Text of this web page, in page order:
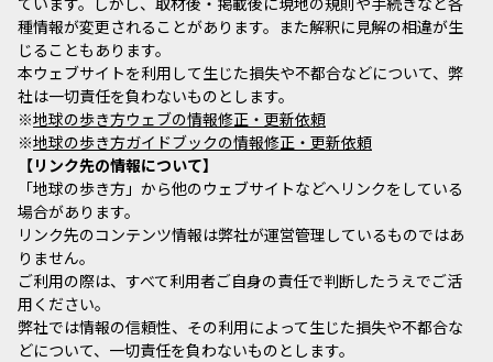
種情報が変更されることがあります。また解釈に見解の相違が生
じることもあります。
本ウェブサイトを利用して生じた損失や不都合などについて、弊
社は一切責任を負わないものとします。
※地球の歩き方ウェブの情報修正・更新依頼
※地球の歩き方ガイドブックの情報修正・更新依頼
リンク先の情報について
「地球の歩き方」から他のウェブサイトなどへリンクをしている
場合があります。
リンク先のコンテンツ情報は弊社が運営管理しているものではあ
りません。
ご利用の際は、すべて利用者ご自身の責任で判断したうえでご活
用ください。
弊社では情報の信頼性、その利用によって生じた損失や不都合な
どについて、一切責任を負わないものとします。